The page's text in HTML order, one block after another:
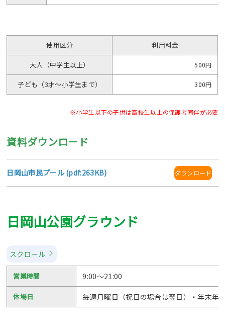
使用区分 利用料金
大人（中学生以上） 500円
子ども（3才～小学生まで） 300円
※小学生以下の子供は高校生以上の保護者同伴が必要
資料ダウンロード
日岡山市民プール (pdf:263KB) ダウンロード
日岡山公園グラウンド
スクロール
営業時間 9:00～21:00
休場日 毎週月曜日（祝日の場合は翌日）・年末年